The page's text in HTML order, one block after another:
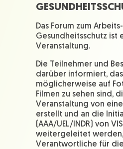
Das Forum zum
Gesundheitsschutz ist
Veranstaltung.
Die Teilnehmer und
darüber informiert,
möglicherweise auf
Filmen zu sehen sind,
Veranstaltung von
erstellt und an die
(AAA/UEL/INDR) von
weitergeleitet
Verantwortliche für